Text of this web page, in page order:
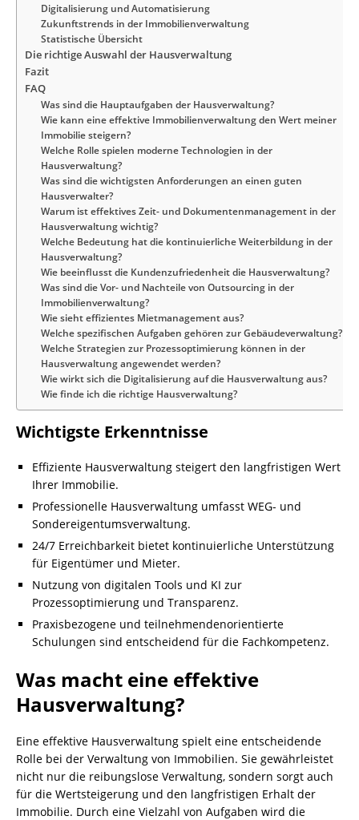
Digitalisierung und Automatisierung
Zukunftstrends in der Immobilienverwaltung
Statistische Übersicht
Die richtige Auswahl der Hausverwaltung
Fazit
FAQ
Was sind die Hauptaufgaben der Hausverwaltung?
Wie kann eine effektive Immobilienverwaltung den Wert meiner
Immobilie steigern?
Welche Rolle spielen moderne Technologien in der
Hausverwaltung?
Was sind die wichtigsten Anforderungen an einen guten
Hausverwalter?
Warum ist effektives Zeit- und Dokumentenmanagement in der
Hausverwaltung wichtig?
Welche Bedeutung hat die kontinuierliche Weiterbildung in der
Hausverwaltung?
Wie beeinflusst die Kundenzufriedenheit die Hausverwaltung?
Was sind die Vor- und Nachteile von Outsourcing in der
Immobilienverwaltung?
Wie sieht effizientes Mietmanagement aus?
Welche spezifischen Aufgaben gehören zur Gebäudeverwaltung?
Welche Strategien zur Prozessoptimierung können in der
Hausverwaltung angewendet werden?
Wie wirkt sich die Digitalisierung auf die Hausverwaltung aus?
Wie finde ich die richtige Hausverwaltung?
Wichtigste Erkenntnisse
Effiziente Hausverwaltung steigert den langfristigen Wert
Ihrer Immobilie.
Professionelle Hausverwaltung umfasst WEG- und
Sondereigentumsverwaltung.
24/7 Erreichbarkeit bietet kontinuierliche Unterstützung
für Eigentümer und Mieter.
Nutzung von digitalen Tools und KI zur
Prozessoptimierung und Transparenz.
Praxisbezogene und teilnehmendenorientierte
Schulungen sind entscheidend für die Fachkompetenz.
Was macht eine effektive
Hausverwaltung?
Eine effektive Hausverwaltung spielt eine entscheidende
Rolle bei der Verwaltung von Immobilien. Sie gewährleistet
nicht nur die reibungslose Verwaltung, sondern sorgt auch
für die Wertsteigerung und den langfristigen Erhalt der
Immobilie. Durch eine Vielzahl von Aufgaben wird die